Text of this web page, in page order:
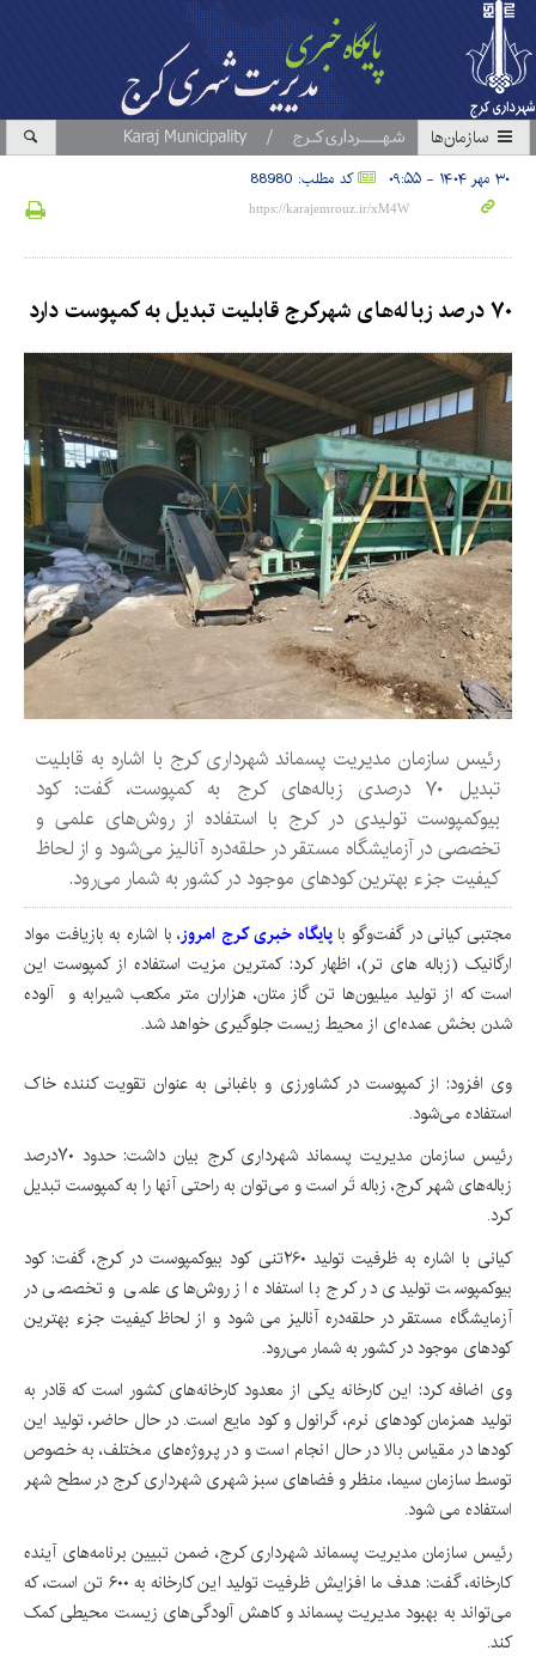
سازمان‎ها
۳۰ مهر ۱۴۰۴ - ۰۹:۵۵ کد مطلب: 88980
۷۰ درصد زباله‌های شهرکرج قابلیت تبدیل به کمپوست دارد
رئیس سازمان مدیریت پسماند شهرداری کرج با اشاره به قابلیت
تبدیل ۷۰ درصدی زباله‌های کرج به کمپوست، گفت: کود
بیوکمپوست تولیدی در کرج با استفاده از روش‌های علمی و
تخصصی در آزمایشگاه مستقر در حلقه‌دره آنالیز می‌شود و از لحاظ
کیفیت جزء بهترین کودهای موجود در کشور به شمار می‌رود.
مجتبی کیانی در گفت‌وگو با پایگاه خبری کرج امروز، با اشاره به بازیافت مواد
ارگانیک (زباله های تر)، اظهار کرد: کمترین مزیت استفاده از کمپوست این
است که از تولید میلیون‌ها تن گاز متان، هزاران متر مکعب شیرابه و آلوده
شدن بخش عمده‌ای از محیط زیست جلوگیری خواهد شد.
وی افزود: از کمپوست در کشاورزی و باغبانی به عنوان تقویت کننده خاک
استفاده می‌شود.
رئیس سازمان مدیریت پسماند شهرداری کرج بیان داشت: حدود ۷۰درصد
زباله‌های شهر کرج، زباله تَر است و می‌توان به راحتی آنها را به کمپوست تبدیل
کرد.
کیانی با اشاره به ظرفیت تولید ۲۶۰تنی کود بیوکمپوست در کرج، گفت: کود
بیوکمپوست تولیدی در کرج با استفاده از روش‌های علمی و تخصصی در
آزمایشگاه مستقر در حلقه‌دره آنالیز می شود و از لحاظ کیفیت جزء بهترین
کودهای موجود در کشور به شمار می‌رود.
وی اضافه کرد: این کارخانه یکی از معدود کارخانه‌های کشور است که قادر به
تولید همزمان کودهای نرم، گرانول و کود مایع است. در حال حاضر، تولید این
کودها در مقیاس بالا در حال انجام است و در پروژه‌های مختلف، به خصوص
توسط سازمان سیما، منظر و فضاهای سبز شهری شهرداری کرج در سطح شهر
استفاده می شود.
رئیس سازمان مدیریت پسماند شهرداری کرج، ضمن تبیین برنامه‌های آینده
کارخانه، گفت: هدف ما افزایش ظرفیت تولید این کارخانه به ۶۰۰ تن است، که
می‌تواند به بهبود مدیریت پسماند و کاهش آلودگی‌های زیست محیطی کمک
کند.